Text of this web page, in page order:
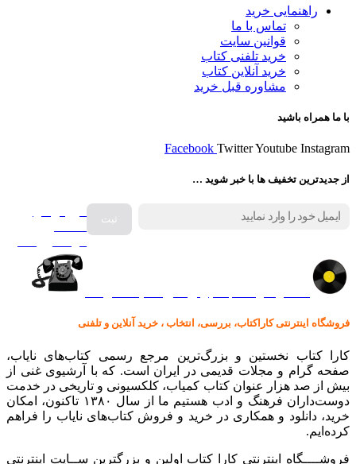
راهنمایی خرید
تماس با ما
قوانین سایت
خرید تلفنی کتاب
خرید آنلاین کتاب
مشاوره قبل خرید
با ما همراه باشید
Facebook TwitterYoutube Instagram
از جدیدترین تخفیف ها با خبر شوید …
فروش انواع
فروشگاه اینترنتی کاراکتاب، بررسی، انتخاب ، خرید آنلاین و تلفنی
کارا کتاب نخستین و بزرگ‌ترین مرجع رسمی کتاب‌های نایاب،
صفحه گرام و مجلات قدیمی در ایران است. که با آرشیوی غنی از
بیش از صد هزار عنوان کتاب کمیاب، کلکسیونی و تاریخی در خدمت
دوست‌داران فرهنگ و ادب هستیم ما از سال ۱۳۸۰ تاکنون، امکان
خرید، دانلود و همکاری در خرید و فروش کتاب‌های نایاب را فراهم
کرده‌ایم.
فروشــــگاه اینترنتی کارا کتاب اولین و بزرگترین ســایت اینترنتی